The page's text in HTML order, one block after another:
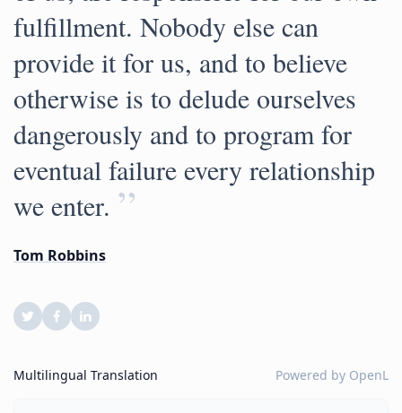
fulfillment. Nobody else can
provide it for us, and to believe
otherwise is to delude ourselves
dangerously and to program for
eventual failure every relationship
we enter. ”
Tom Robbins
Multilingual Translation Powered by OpenL